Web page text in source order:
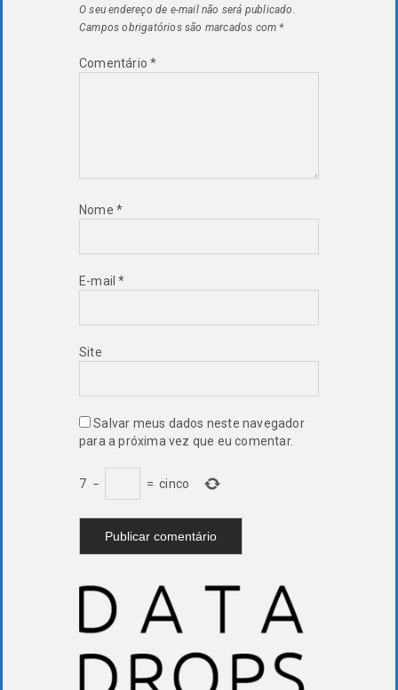
O seu endereço de e-mail não será publicado.
Campos obrigatórios são marcados com *
Comentário*
Nome *
E-mail*
Site
Salvar meus dados neste navegador
para a próxima vez que eu comentar.
7 − = cinco